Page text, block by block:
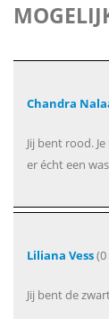
Chandra
Jij bent rood.
er écht een
Liliana Vess
Jij bent de